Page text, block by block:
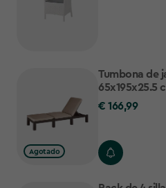
Agotado
Tumbona de
65x195x25.5
€
€ 166,99